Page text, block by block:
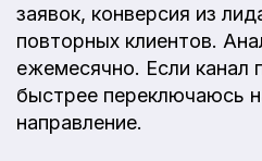
заявок, конверсия из
повторных клиентов.
ежемесячно. Если канал
быстрее переключаюсь
направление.